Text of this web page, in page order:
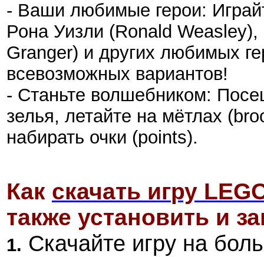
- Ваши любимые герои:
Рона Уизли (Ronald
Granger) и других любимых
всевозможных вариантов!
- Станьте волшебником:
зелья, летайте на мётлах
набирать очки (points).
Как скачать игру
также установить и
1. Скачайте игру на